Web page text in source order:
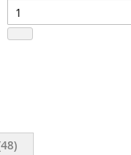
48